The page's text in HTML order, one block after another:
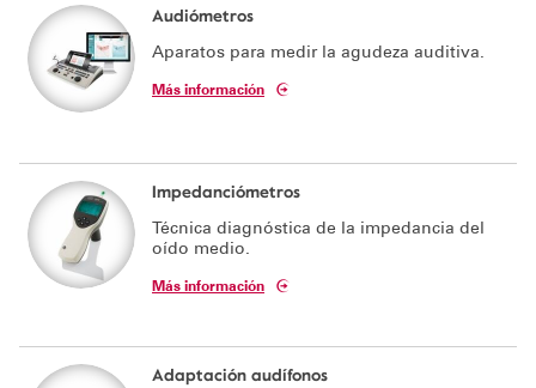
Equipos Endoscopia
Equipos Consulta médica
Solicita información
Soporte técnico
Audiómetros
Aparatos para medir la agudeza auditiva.
Más información
Impedanciómetros
Técnica diagnóstica de la impedancia del
oído medio.
Más información
Adaptación audífonos